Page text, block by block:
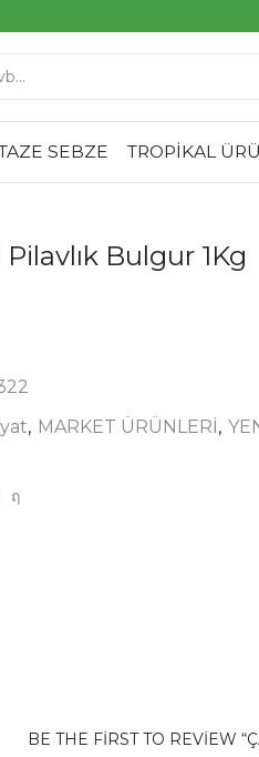
SEBZE TROPİKAL
Bulgur 1Kg
, MARKET ÜRÜNLERİ,
BE THE FIRST TO REVIEW